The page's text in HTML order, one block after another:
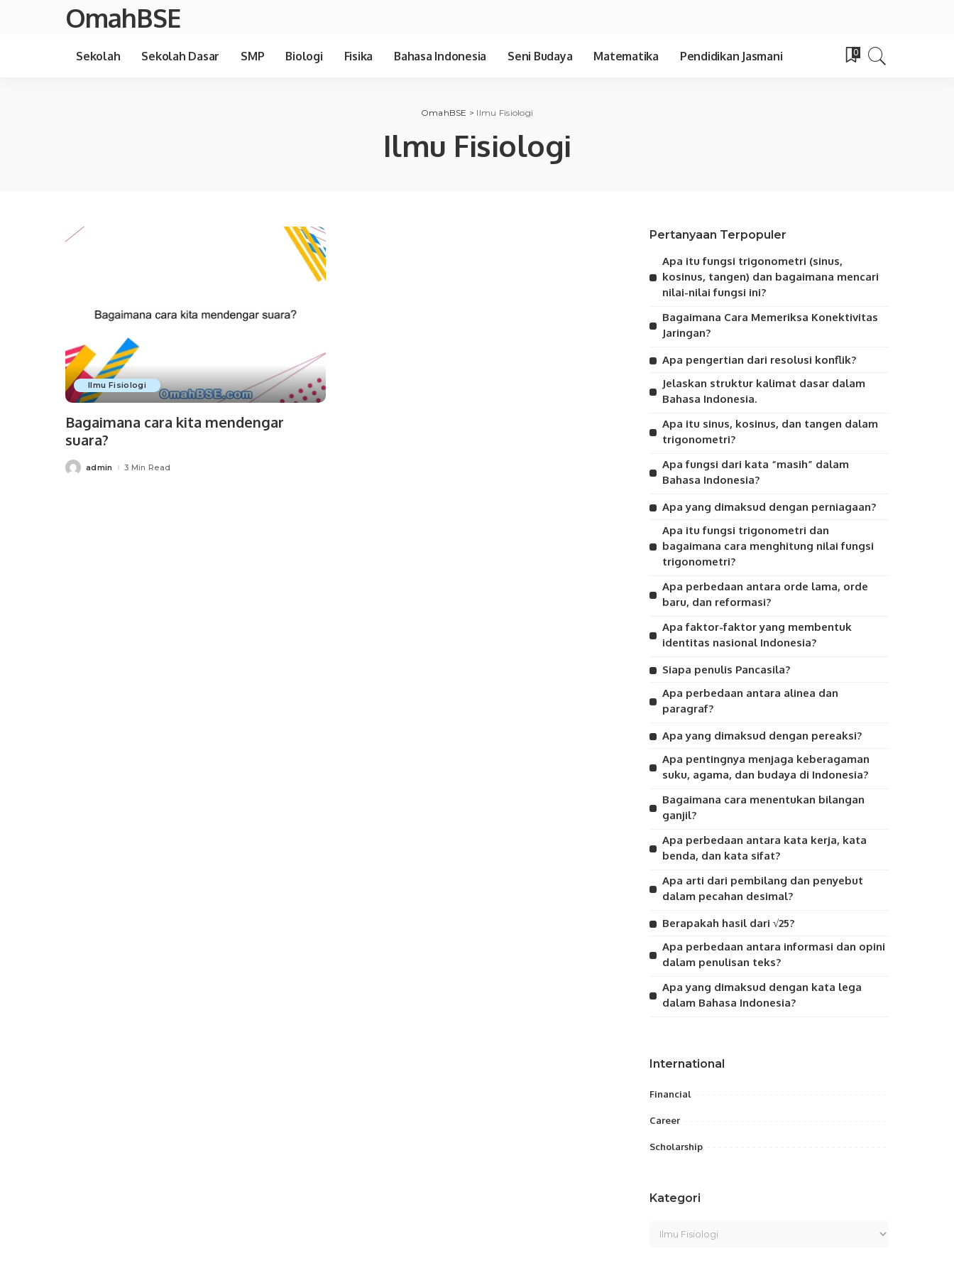
OmahBSE
Sekolah Sekolah Dasar SMP Biologi Fisika Bahasa Indonesia Seni Budaya Matematika Pendidikan Jasmani 0
OmahBSE > Ilmu Fisiologi
Ilmu Fisiologi
Ilmu Fisiologi
Bagaimana cara kita mendengar
suara?
Postedadmin 3 Min Read
Pertanyaan Terpopuler
Apa itu fungsi trigonometri (sinus,
kosinus, tangen) dan bagaimana mencari
nilai-nilai fungsi ini?
Bagaimana Cara Memeriksa Konektivitas
Jaringan?
Apa pengertian dari resolusi konflik?
Jelaskan struktur kalimat dasar dalam
Bahasa Indonesia.
Apa itu sinus, kosinus, dan tangen dalam
trigonometri?
Apa fungsi dari kata “masih” dalam
Bahasa Indonesia?
Apa yang dimaksud dengan perniagaan?
Apa itu fungsi trigonometri dan
bagaimana cara menghitung nilai fungsi
trigonometri?
Apa perbedaan antara orde lama, orde
baru, dan reformasi?
Apa faktor-faktor yang membentuk
identitas nasional Indonesia?
Siapa penulis Pancasila?
Apa perbedaan antara alinea dan
paragraf?
Apa yang dimaksud dengan pereaksi?
Apa pentingnya menjaga keberagaman
suku, agama, dan budaya di Indonesia?
Bagaimana cara menentukan bilangan
ganjil?
Apa perbedaan antara kata kerja, kata
benda, dan kata sifat?
Apa arti dari pembilang dan penyebut
dalam pecahan desimal?
Berapakah hasil dari √25?
Apa perbedaan antara informasi dan opini
dalam penulisan teks?
Apa yang dimaksud dengan kata lega
dalam Bahasa Indonesia?
International
Financial
Career
Scholarship
Kategori